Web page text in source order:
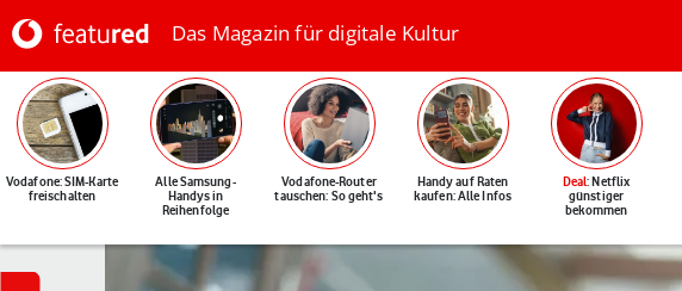
Das Magazin für digitale Kultur
Vodafone: SIM-Karte
freischalten
Alle Samsung-
Handys in
Reihenfolge
Vodafone-Router
tauschen: So geht's
Handy auf Raten
kaufen: Alle Infos
Deal: Netflix
günstiger
bekommen